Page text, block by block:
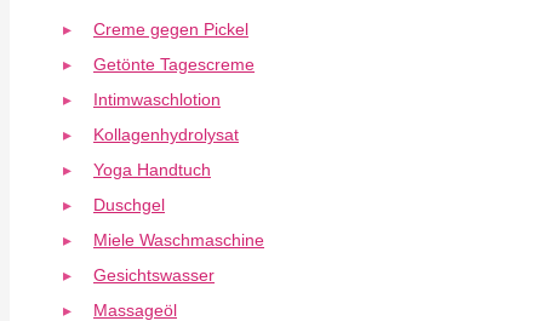
Creme gegen Pickel
Getönte Tagescreme
Intimwaschlotion
Kollagenhydrolysat
Yoga Handtuch
Duschgel
Miele Waschmaschine
Gesichtswasser
Massageöl